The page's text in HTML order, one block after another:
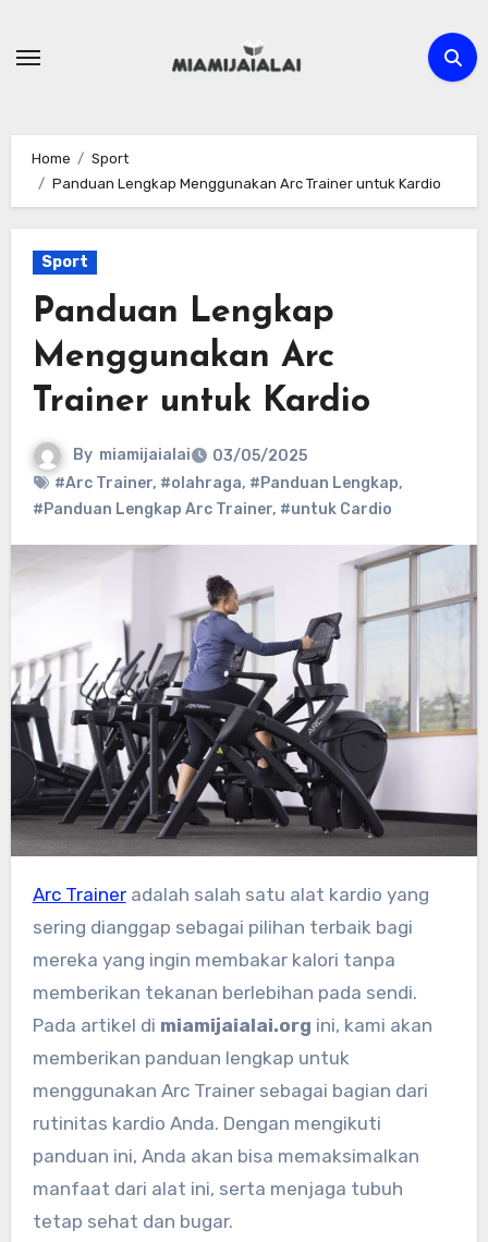
Home
Sport
Panduan Lengkap Menggunakan Arc Trainer untuk Kardio
Sport
Panduan Lengkap
Menggunakan Arc
Trainer untuk Kardio
By miamijaialai
03/05/2025
#Arc Trainer, #olahraga, #Panduan Lengkap,
#Panduan Lengkap Arc Trainer, #untuk Cardio
Arc Traineradalah salah satu alat kardio yang
sering dianggap sebagai pilihan terbaik bagi
mereka yang ingin membakar kalori tanpa
memberikan tekanan berlebihan pada sendi.
Pada artikel di miamijaialai.org ini, kami akan
memberikan panduan lengkap untuk
menggunakan Arc Trainer sebagai bagian dari
rutinitas kardio Anda. Dengan mengikuti
panduan ini, Anda akan bisa memaksimalkan
manfaat dari alat ini, serta menjaga tubuh
tetap sehat dan bugar.